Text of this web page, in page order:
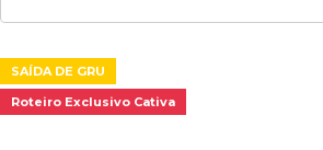
SAÍDA DE GRU
Roteiro Exclusivo Cativa